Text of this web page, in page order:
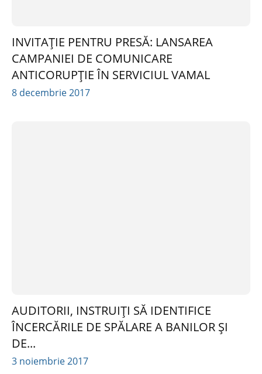
INVITAȚIE PENTRU PRESĂ: LANSAREA
CAMPANIEI DE COMUNICARE
ANTICORUPȚIE ÎN SERVICIUL VAMAL
8 decembrie 2017
AUDITORII, INSTRUIȚI SĂ IDENTIFICE
ÎNCERCĂRILE DE SPĂLARE A BANILOR ȘI
DE...
3 noiembrie 2017